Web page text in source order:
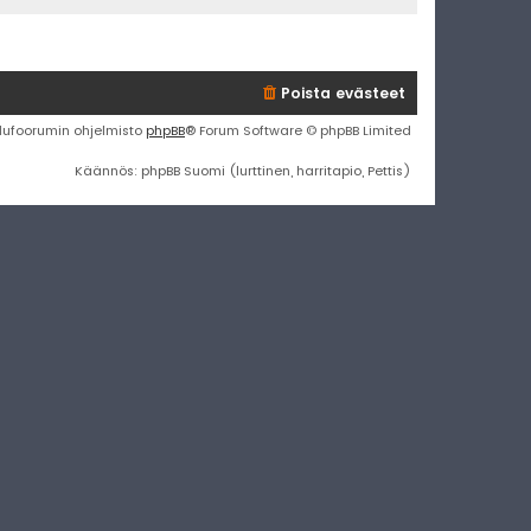
Poista evästeet
ohjelmisto phpBB® Forum Software © phpBB Limited
Käännös: phpBB Suomi (lurttinen, harritapio, Pettis)